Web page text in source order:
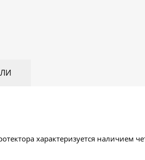
характеризуется